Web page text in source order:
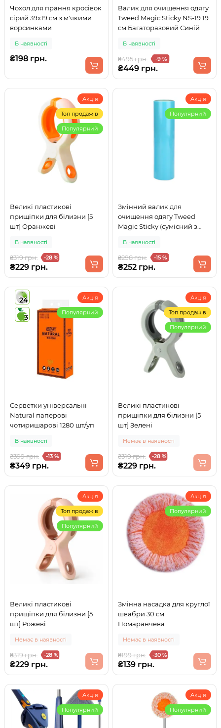
Чохол для прання кросівок
сірий 39х19 см з м'якими
ворсинками
В наявності
₴198 грн.
Валик для очищення одягу
Tweed Magic Sticky NS-19 19
см Багаторазовий Синій
В наявності
₴495 грн. -9 %
₴449 грн.
Акція
Топ продажів
Популярний
Великі пластикові
прищіпки для білизни [5
шт] Оранжеві
В наявності
₴319 грн. -28 %
₴229 грн.
Акція
Популярний
Змінний валик для
очищення одягу Tweed
Magic Sticky (сумісний з
см Багаторазовий Синій
В наявності
₴298 грн. -15 %
₴252 грн.
24
3
Акція
Популярний
Серветки універсальні
Natural паперові
чотиришарові 1280 шт/уп
В наявності
₴399 грн. -13 %
₴349 грн.
Акція
Топ продажів
Популярний
Великі пластикові
прищіпки для білизни [5
шт] Зелені
Немає в наявності
₴319 грн. -28 %
₴229 грн.
Акція
Топ продажів
Популярний
Великі пластикові
прищіпки для білизни [5
шт] Рожеві
Немає в наявності
₴319 грн. -28 %
₴229 грн.
Акція
Популярний
Змінна насадка для круглої
швабри 30 см
Помаранчева
Немає в наявності
₴199 грн. -30 %
₴139 грн.
Акція
Популярний
Акція
Популярний